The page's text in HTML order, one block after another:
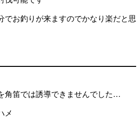
でお釣りが来ますのでかなり楽だと思
角笛では誘導できませんでした…
メ